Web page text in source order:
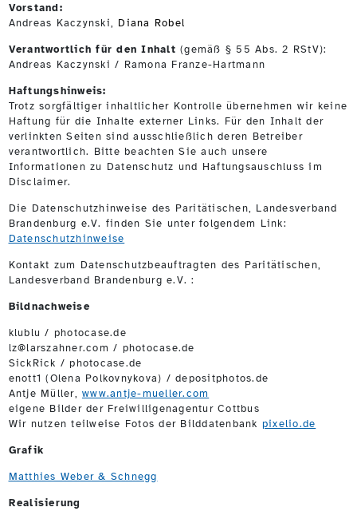
Vorstand:
Andreas Kaczynski, Diana Robel
Verantwortlich für den Inhalt (gemäß § 55 Abs. 2 RStV):
Andreas Kaczynski / Ramona Franze-Hartmann
Haftungshinweis:
Trotz sorgfältiger inhaltlicher Kontrolle übernehmen wir keine
Haftung für die Inhalte externer Links. Für den Inhalt der
verlinkten Seiten sind ausschließlich deren Betreiber
verantwortlich. Bitte beachten Sie auch unsere
Informationen zu Datenschutz und Haftungsauschluss im
Disclaimer.
Die Datenschutzhinweise des Paritätischen, Landesverband
Brandenburg e.V. finden Sie unter folgendem Link:
Datenschutzhinweise
Kontakt zum Datenschutzbeauftragten des Paritätischen,
Landesverband Brandenburg e.V. :
Bildnachweise
klublu / photocase.de
lz@larszahner.com / photocase.de
SickRick / photocase.de
enott1 (Olena Polkovnykova) / depositphotos.de
Antje Müller, www.antje-mueller.com
eigene Bilder der Freiwilligenagentur Cottbus
Wir nutzen teilweise Fotos der Bilddatenbank pixelio.de
Grafik
Matthies Weber & Schnegg
Realisierung